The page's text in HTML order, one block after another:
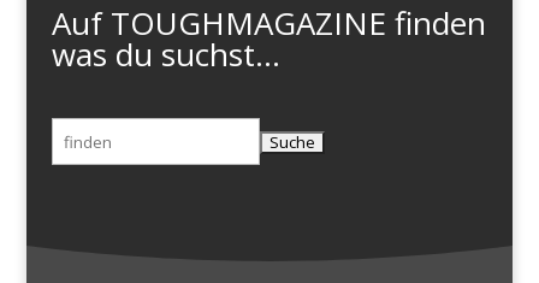
Auf TOUGHMAGAZINE finden
was du suchst...
Suchen
nach: